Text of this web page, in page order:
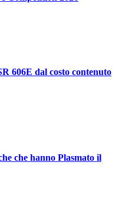
606E dal costo contenuto
che hanno Plasmato il